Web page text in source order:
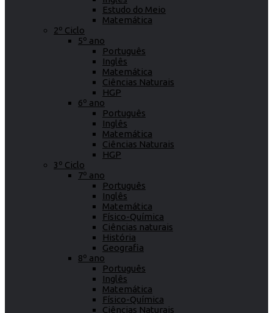
Estudo do Meio
Matemática
2º Ciclo
5º ano
Português
Inglês
Matemática
Ciências Naturais
HGP
6º ano
Português
Inglês
Matemática
Ciências Naturais
HGP
3º Ciclo
7º ano
Português
Inglês
Matemática
Físico-Química
Ciências naturais
História
Geografia
8º ano
Português
Inglês
Matemática
Físico-Química
Ciências Naturais